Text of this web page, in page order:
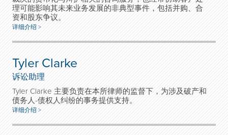
理可能影响其未来业务发展的非典型事件，包括并购、合
资和股东争议。
详细介绍 >
Tyler Clarke
诉讼助理
Tyler Clarke 主要负责在本所律师的监督下，为涉及破产和
债务人-债权人纠纷的事务提供支持。
详细介绍 >